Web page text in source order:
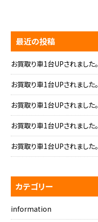
最近の投稿
お買取り車1台UPされました。
お買取り車1台UPされました。
お買取り車1台UPされました。
お買取り車1台UPされました。
お買取り車1台UPされました。
カテゴリー
information